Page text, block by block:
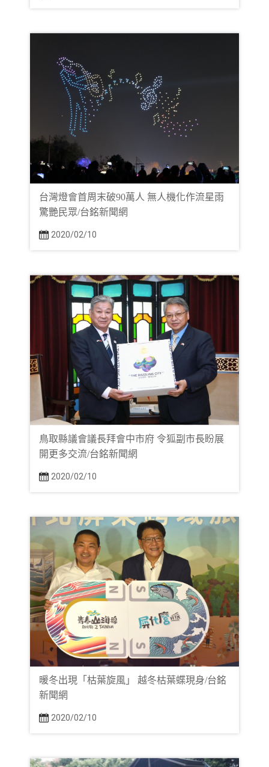
台灣燈會首周末破90萬人 無人機化作流星雨
驚艷民眾/台銘新聞網
2020/02/10
鳥取縣議會議長拜會中市府 令狐副市長盼展
開更多交流/台銘新聞網
2020/02/10
暖冬出現「枯葉旋風」 越冬枯葉蝶現身/台銘
新聞網
2020/02/10